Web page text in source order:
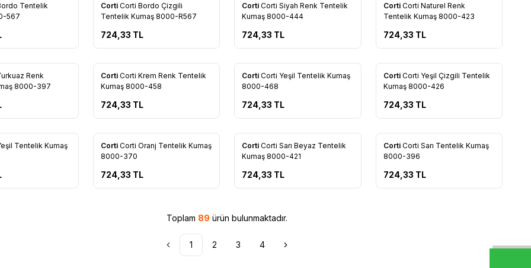
Ekle
Tentelik
567
Yeni
Favorilere Ekle
Corti Corti Bordo Çizgili
Tentelik Kumaş 8000-R567
724,33 TL
Yeni
Favorilere Ekle
Corti Corti Siyah Renk Tentelik
Kumaş 8000-444
724,33 TL
Yeni
Favorilere Ekle
Corti Corti Naturel Renk
Tentelik Kumaş 8000-423
724,33 TL
Ekle
Renk
8000-397
Yeni
Favorilere Ekle
Corti Corti Krem Renk Tentelik
Kumaş 8000-458
724,33 TL
Yeni
Favorilere Ekle
Corti Corti Yeşil Tentelik Kumaş
8000-468
724,33 TL
Yeni
Favorilere Ekle
Corti Corti Yeşil Çizgili Tentelik
Kumaş 8000-426
724,33 TL
Ekle
Tentelik Kumaş
Yeni
Favorilere Ekle
Corti Corti Oranj Tentelik Kumaş
8000-370
724,33 TL
Yeni
Favorilere Ekle
Corti Corti Sarı Beyaz Tentelik
Kumaş 8000-421
724,33 TL
Yeni
Favorilere Ekle
Corti Corti Sarı Tentelik Kumaş
8000-396
724,33 TL
Toplam 89 ürün bulunmaktadır.
1 2 3 4